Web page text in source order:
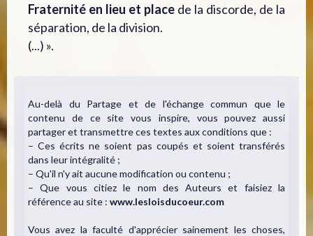
Fraternité en lieu et place de la discorde, de la
séparation, de la division.
(...) ».
Au-delà du Partage et de l'échange commun que le
contenu de ce site vous inspire, vous pouvez aussi
partager et transmettre ces textes aux conditions que :
– Ces écrits ne soient pas coupés et soient transférés
dans leur intégralité ;
– Qu'il n'y ait aucune modification ou contenu ;
– Que vous citiez le nom des Auteurs et faisiez la
référence au site : www.lesloisducoeur.com
Vous avez la faculté d'apprécier sainement les choses,